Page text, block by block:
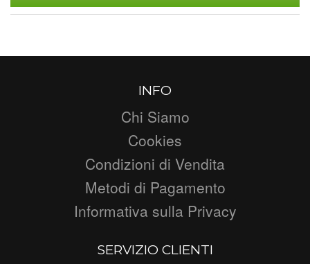
INFO
Chi Siamo
Cookies
Condizioni di Vendita
Metodi di Pagamento
Informativa sulla Privacy
SERVIZIO CLIENTI